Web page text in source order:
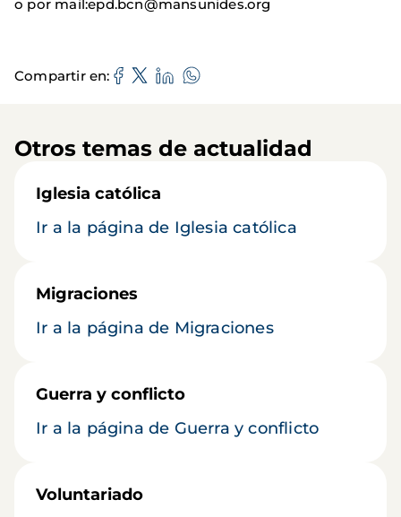
o por mail:epd.bcn@mansunides.org
Compartir en
Otros temas de actualidad
Iglesia católica
Ir a la página de Iglesia católica
Migraciones
Ir a la página de Migraciones
Guerra y conflicto
Ir a la página de Guerra y conflicto
Voluntariado